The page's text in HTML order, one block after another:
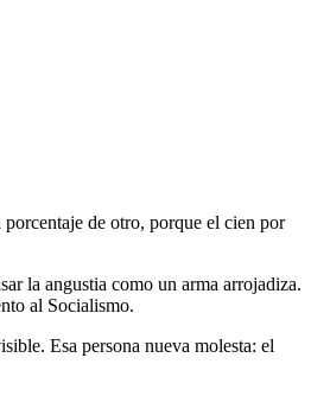
de otro, porque el cien por
la angustia como un arma arrojadiza.
al Socialismo.
Esa persona nueva molesta: el